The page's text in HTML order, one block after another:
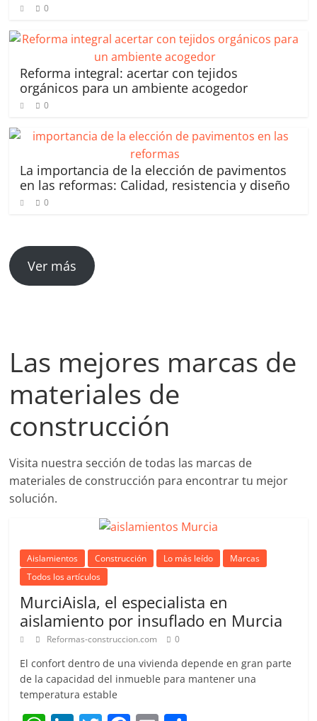
0
Reforma integral: acertar con tejidos
orgánicos para un ambiente acogedor
0
La importancia de la elección de pavimentos
en las reformas: Calidad, resistencia y diseño
0
Ver más
Las mejores marcas de
materiales de
construcción
Visita nuestra sección de todas las marcas de
materiales de construcción para encontrar tu mejor
solución.
Aislamientos Construcción Lo más leído
Marcas
Todos los artículos
MurciAisla, el especialista en
aislamiento por insuflado en Murcia
Reformas-construccion.com 0
El confort dentro de una vivienda depende en gran parte
de la capacidad del inmueble para mantener una
temperatura estable